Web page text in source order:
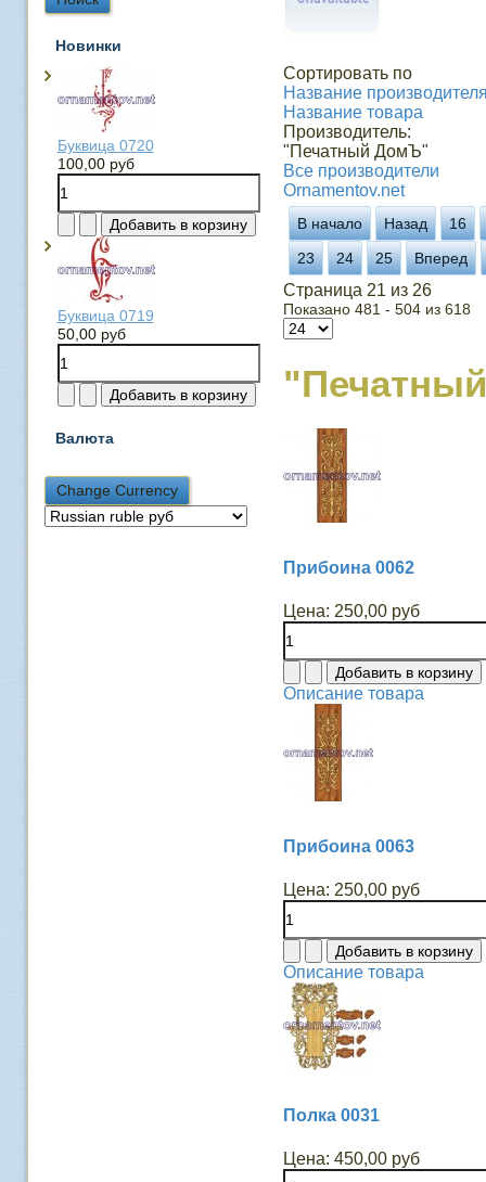
Новинки
Буквица 0720
100,00 руб
Буквица 0719
50,00 руб
Валюта
Сортировать по
Название
Название товара
Производитель:
"Печатный ДомЪ"
Все производители
Ornamentov.net
В начало Назад
16
23
24 25 Вперед
Страница 21 из 26
Показано 481 - 504 из 618
Прибоина 0062
Цена: 250,00 руб
Описание товара
Прибоина 0063
Цена: 250,00 руб
Описание товара
Полка 0031
Цена: 450,00 руб